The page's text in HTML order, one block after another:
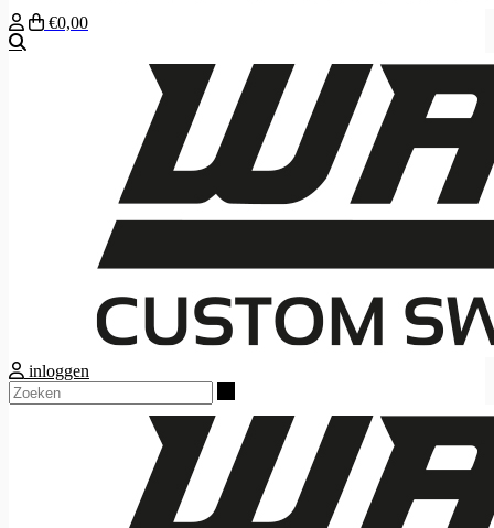
€0,00
inloggen